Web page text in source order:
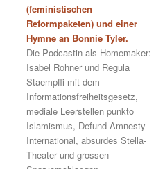
(feministischen
Reformpaketen) und einer
Hymne an Bonnie Tyler.
Die Podcastin als Homemaker:
Isabel Rohner und Regula
Staempfli mit dem
Informationsfreiheitsgesetz,
mediale Leerstellen punkto
Islamismus, Defund Amnesty
International, absurdes Stella-
Theater und grossen